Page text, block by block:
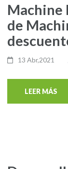
Machine
de
13 Abr,2021
LEER MÁS